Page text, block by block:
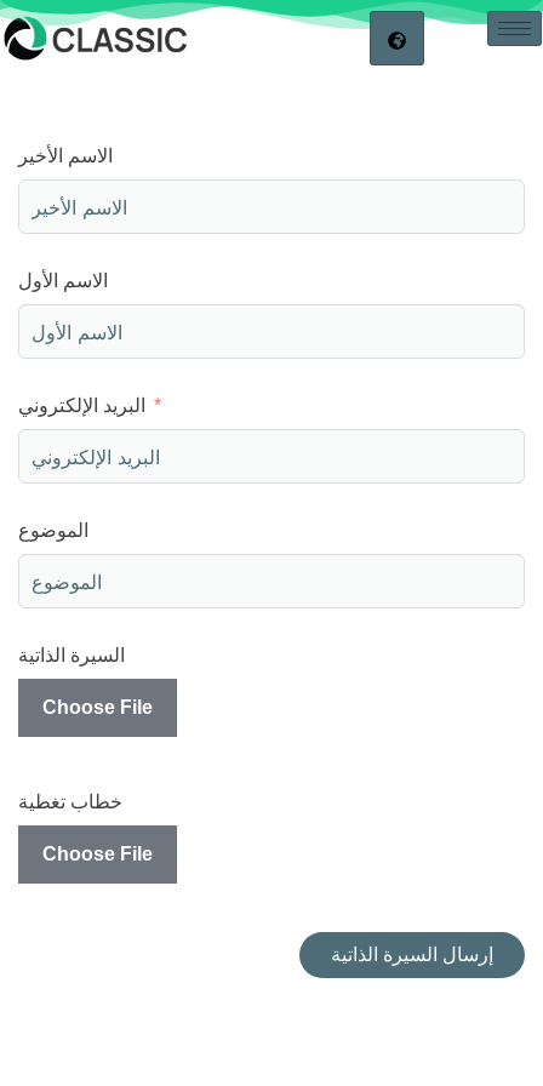
الاسم الأخير
الاسم الأول
البريد الإلكتروني
الموضوع
السيرة الذاتية
Choose File
خطاب تغطية
Choose File
إرسال السيرة الذاتية